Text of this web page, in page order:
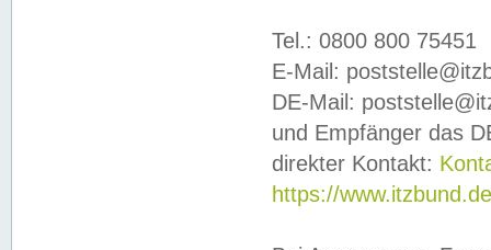
Tel.: 0800 800 75451
E-Mail:
DE-Mail:
und Empfänger das
direkter Kontakt:
https://